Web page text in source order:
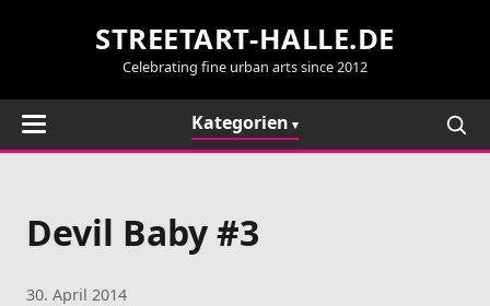
STREETART-HALLE.DE
Celebrating fine urban arts since 2012
Kategorien
Devil Baby #3
30. April 2014